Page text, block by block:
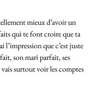
mieux d’avoir un
qui te font croire que ta
l’impression que c’est juste
son mari parfait, ses
surtout voir les comptes